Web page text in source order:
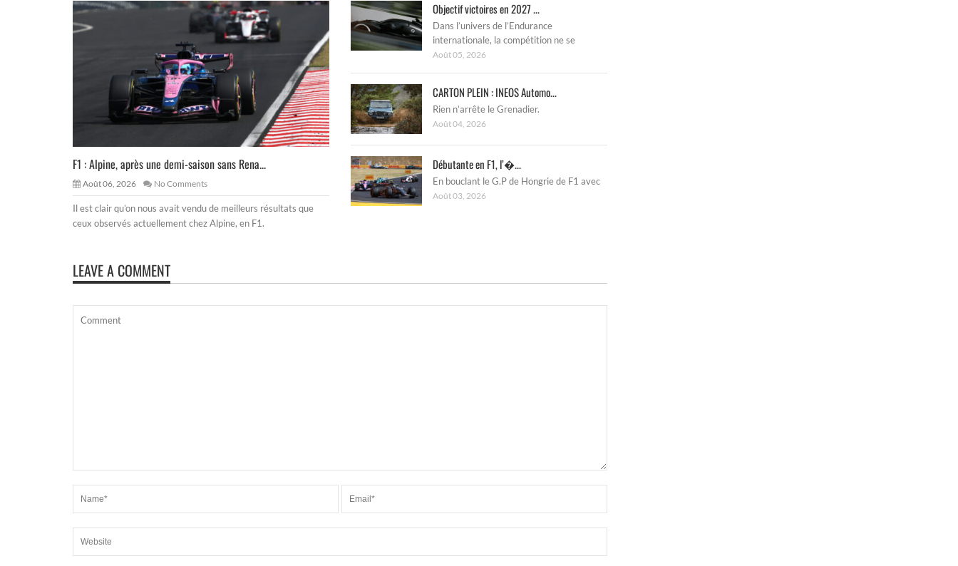
F1 : Alpine, après une demi-saison sans Rena...
Août 06, 2026 No Comments
Il est clair qu’on nous avait vendu de meilleurs résultats que
ceux observés actuellement chez Alpine, en F1.
Objectif victoires en 2027 ...
Dans l’univers de l’Endurance
internationale, la compétition ne se
Août 05, 2026
CARTON PLEIN : INEOS Automo...
Rien n’arrête le Grenadier.
Août 04, 2026
Débutante en F1, l’�...
En bouclant le G.P de Hongrie de F1 avec
Août 03, 2026
LEAVE A COMMENT